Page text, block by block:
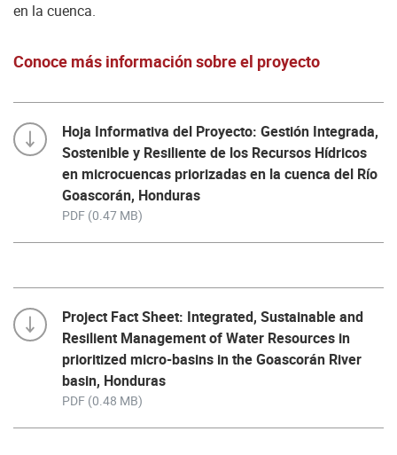
en la cuenca.
Conoce más información sobre el proyecto
Hoja Informativa del Proyecto: Gestión Integrada,
Sostenible y Resiliente de los Recursos Hídricos
en microcuencas priorizadas en la cuenca del Río
Goascorán, Honduras
PDF (0.47 MB)
Project Fact Sheet: Integrated, Sustainable and
Resilient Management of Water Resources in
prioritized micro-basins in the Goascorán River
basin, Honduras
PDF (0.48 MB)